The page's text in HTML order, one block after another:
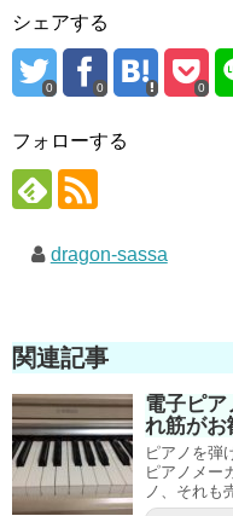
シェアする
0 0 0
フォローする
dragon-sassa
関連記事
電子ピ
れ筋がお
ピアノを弾
ピアノメー
ノ、それも